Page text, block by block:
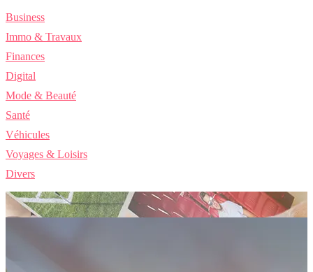
Business
Immo & Travaux
Finances
Digital
Mode & Beauté
Santé
Véhicules
Voyages & Loisirs
Divers